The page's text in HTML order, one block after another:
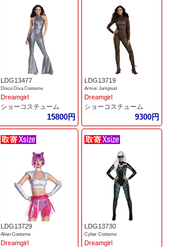
LDG13477
Disco Diva Costume
Dreamgirl
ショーコスチューム
15800円
LDG13719
Armor Jumpsuit
Dreamgirl
ショーコスチューム
9300円
LDG13729
Alien Costume
Dreamgirl
LDG13730
Cyber Costume
Dreamgirl